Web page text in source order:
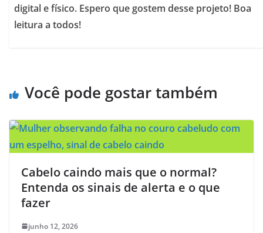
digital e físico. Espero que gostem desse projeto! Boa
leitura a todos!
Você pode gostar também
Cabelo caindo mais que o normal?
Entenda os sinais de alerta e o que
fazer
junho 12, 2026